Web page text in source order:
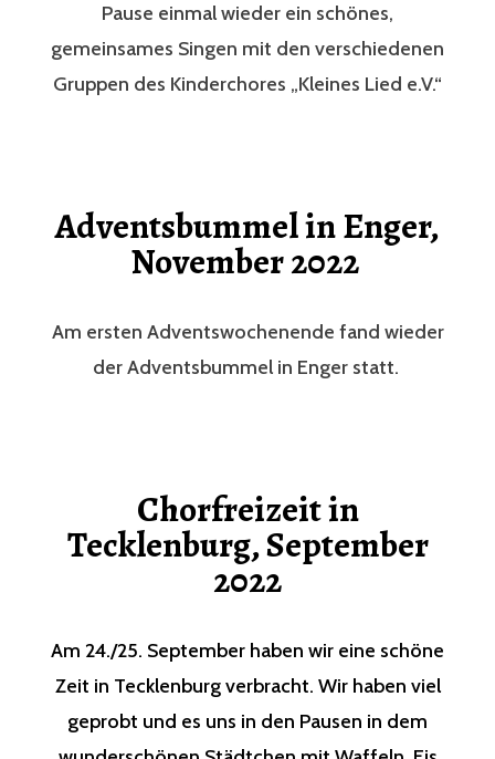
Pause einmal wieder ein schönes,
gemeinsames Singen mit den verschiedenen
Gruppen des Kinderchores „Kleines Lied e.V.“
Adventsbummel in Enger,
November 2022
Am ersten Adventswochenende fand wieder
der Adventsbummel in Enger statt.
Chorfreizeit in
Tecklenburg, September
2022
Am 24./25. September haben wir eine schöne
Zeit in Tecklenburg verbracht. Wir haben viel
geprobt und es uns in den Pausen in dem